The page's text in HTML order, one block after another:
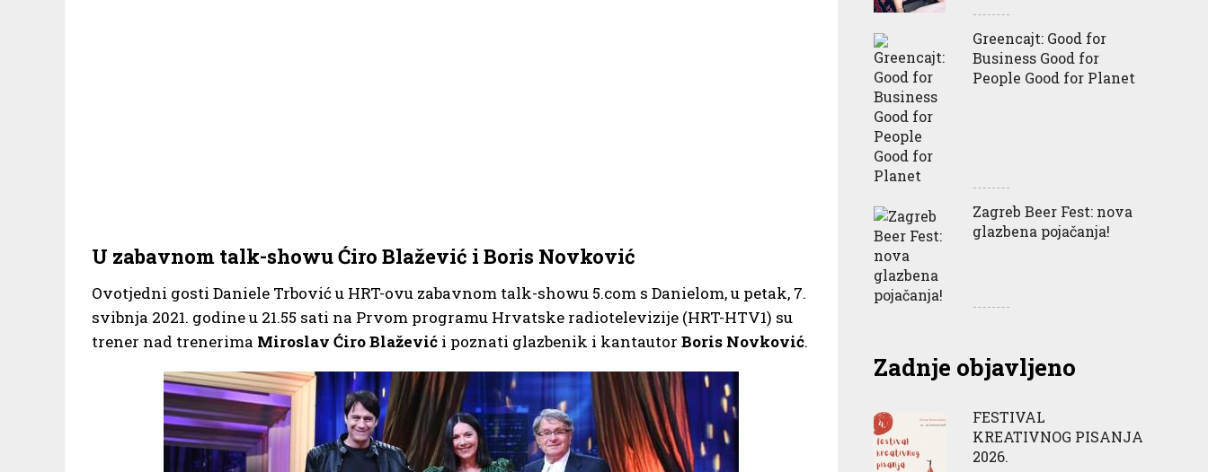
U zabavnom talk-showu Ćiro Blažević i Boris Novković
Ovotjedni gosti Daniele Trbović u HRT-ovu zabavnom talk-showu 5.com s Danielom, u petak, 7.
svibnja 2021. godine u 21.55 sati na Prvom programu Hrvatske radiotelevizije (HRT-HTV1) su
trener nad trenerima Miroslav Ćiro Blažević i poznati glazbenik i kantautor Boris Novković.
Greencajt: Good for
Business Good for
People Good for Planet
Zagreb Beer Fest: nova
glazbena pojačanja!
Zadnje objavljeno
FESTIVAL
KREATIVNOG PISANJA
2026.